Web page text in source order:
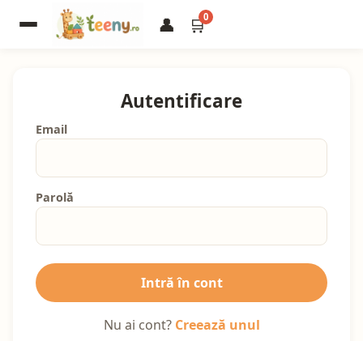
👤 🛒0
Autentificare
Email
Parolă
Intră în cont
Nu ai cont? Creează unul